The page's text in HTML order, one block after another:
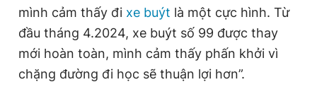
mình cảm thấy đi xe buýt là một cực hình. Từ
đầu tháng 4.2024, xe buýt số 99 được thay
mới hoàn toàn, mình cảm thấy phấn khởi vì
chặng đường đi học sẽ thuận lợi hơn”.